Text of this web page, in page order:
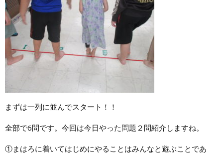
まずは一列に並んでスタート！！
全部で6問です。今回は今日やった問題２問紹介しますね。
①まはろに着いてはじめにやることはみんなと遊ぶことであ